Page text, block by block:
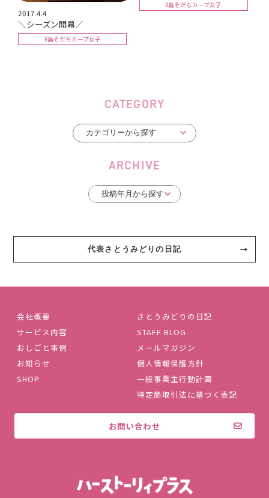
2017.4.4
＼シーズン開幕／
#島そだちカープ女子
#島そだちカープ女子
CATEGORY
ARCHIVE
代表さとうみどりの日記
会社概要
サービス内容
おしごと事例
お知らせ
SHOP
さとうみどりの日記
STAFF BLOG
メールマガジン
個人情報保護方針
一般事業主行動計画
特定商取引法に基づく表記
お問い合わせ